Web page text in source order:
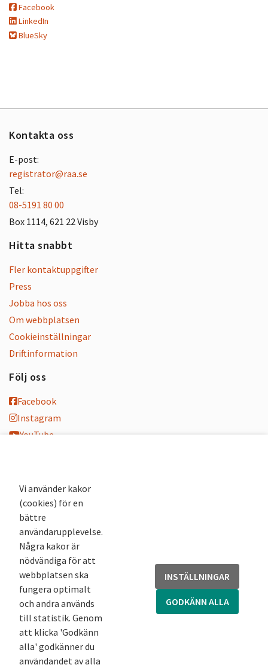
Facebook
LinkedIn
BlueSky
Kontakta oss
E-post:
registrator@raa.se
Tel:
08-5191 80 00
Box 1114, 621 22 Visby
Hitta snabbt
Fler kontaktuppgifter
Press
Jobba hos oss
Om webbplatsen
Cookieinställningar
Driftinformation
Följ oss
Facebook
Instagram
YouTube
Nyhetsbrev
Andra webbplatser
Arkivsök
Fornsök
Fornreg
Bebyggelseregistret
Runor
Kringla
Vi använder kakor
(cookies) för en
bättre
användarupplevelse.
Några kakor är
nödvändiga för att
webbplatsen ska
fungera optimalt
och andra används
till statistik. Genom
att klicka 'Godkänn
alla' godkänner du
användandet av alla
INSTÄLLNINGAR
GODKÄNN ALLA